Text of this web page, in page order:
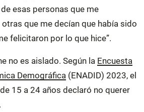
esas personas que me
que me decían que había sido
felicitaron por lo que hice”.
no es aislado. Según la Encuesta
Demográfica (ENADID) 2023, el
15 a 24 años declaró no querer